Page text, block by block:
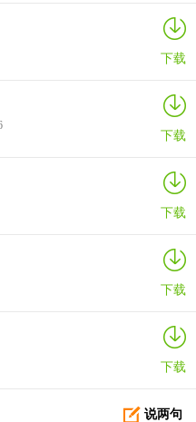
信息，可以查看自己的动态内
下载
下载
下载
下载
下载
说两句